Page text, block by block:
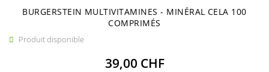
BURGERSTEIN MULTIVITAMINES - MINÉRAL CELA 100
COMPRIMÉS
 Produit disponible
Prix
39,00 CHF